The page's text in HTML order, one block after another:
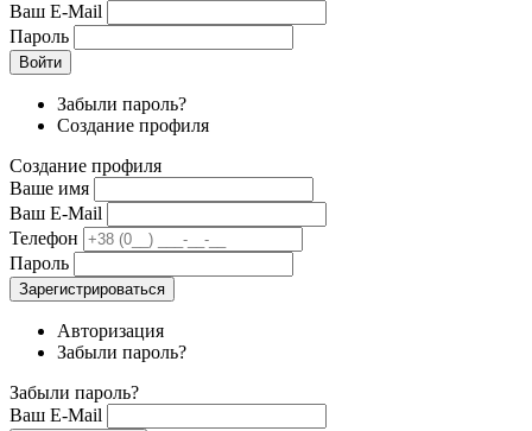
Ваш E-Mail
Пароль
Войти
Забыли пароль?
Создание профиля
Создание профиля
Ваше имя
Ваш E-Mail
Телефон
Пароль
Зарегистрироваться
Авторизация
Забыли пароль?
Забыли пароль?
Ваш E-Mail